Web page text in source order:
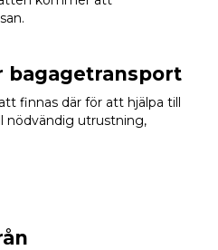
bagagetransport
finnas där för att hjälpa till
nödvändig utrustning,